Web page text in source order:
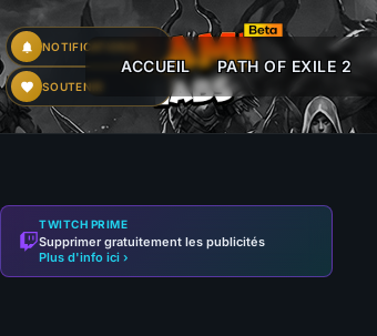
NOTIFICATIONS
SOUTENIR
ACCUEIL PATH OF EXILE 2
TWITCH PRIME
Supprimer gratuitement les publicités
Plus d'info ici ›